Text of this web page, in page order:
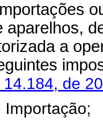
aparelhos,
a
de